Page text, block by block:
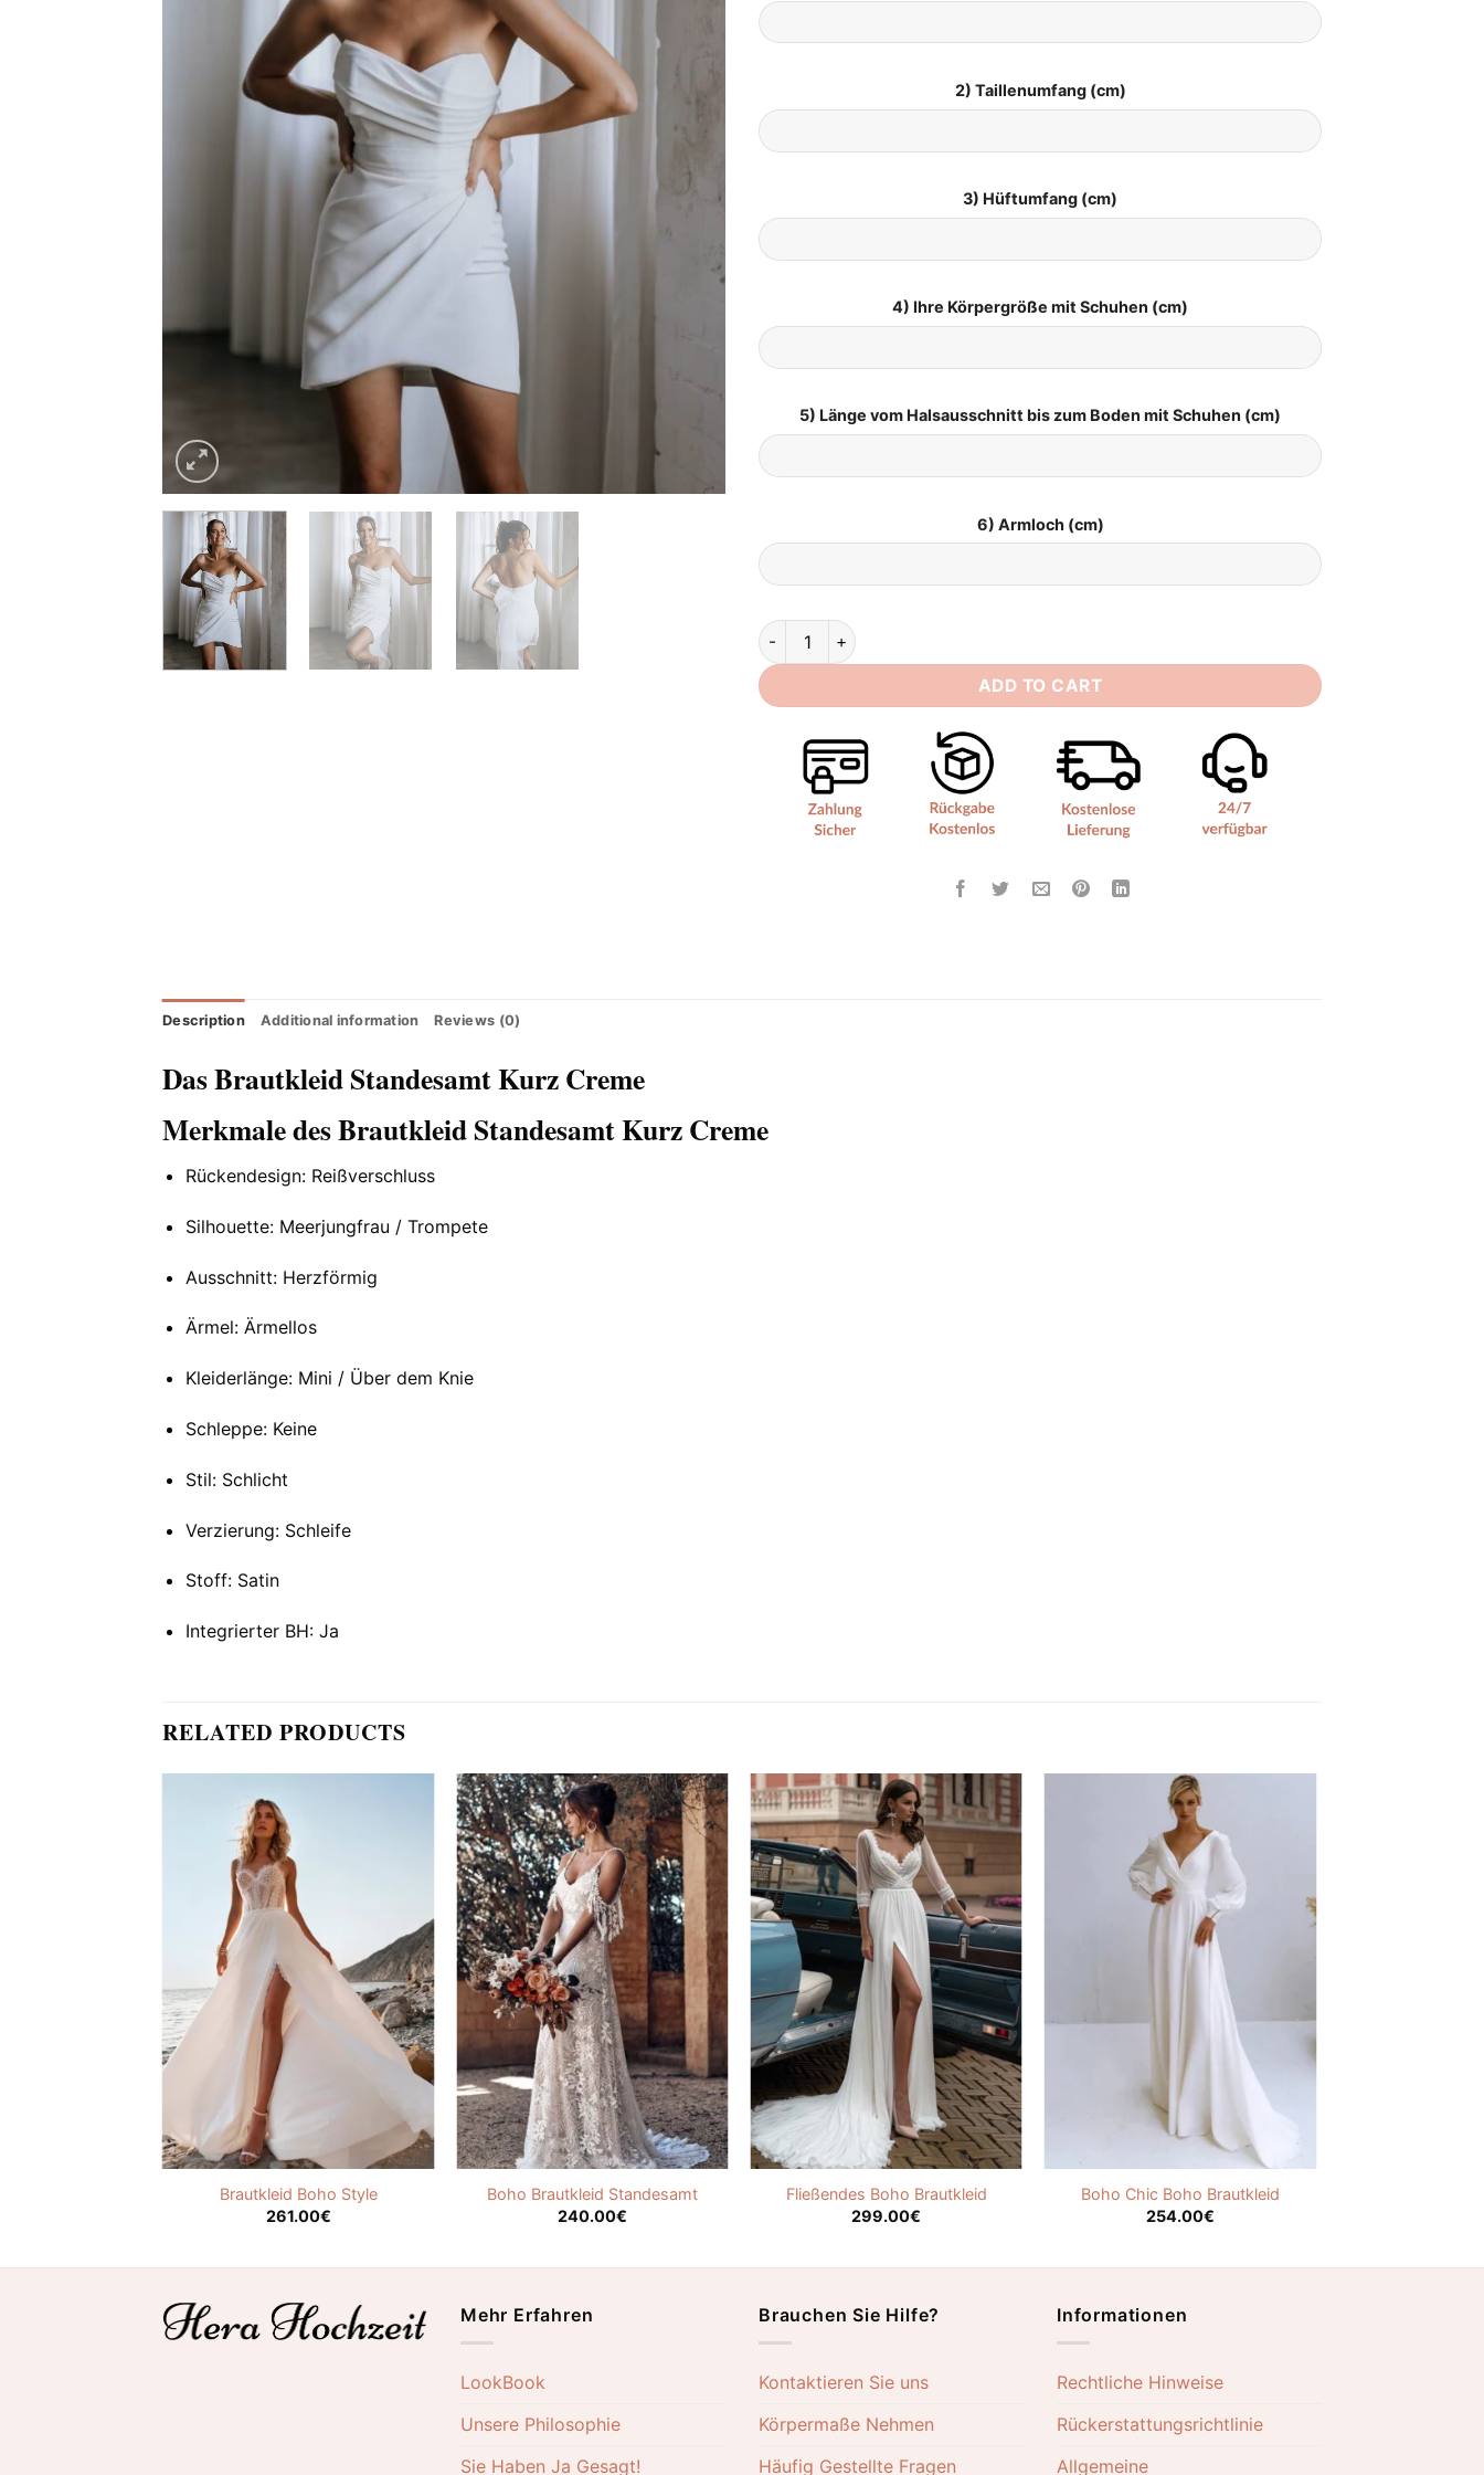
2) Taillenumfang (cm)
3) Hüftumfang (cm)
4) Ihre Körpergröße mit Schuhen (cm)
5) Länge vom Halsausschnitt bis zum Boden mit Schuhen (cm)
6) Armloch (cm)
Brautkleid Standesamt Kurz Creme quantity
ADD TO CART
Description Additional information Reviews (0)
Das Brautkleid Standesamt Kurz Creme
Merkmale des Brautkleid Standesamt Kurz Creme
Rückendesign: Reißverschluss
Silhouette: Meerjungfrau / Trompete
Ausschnitt: Herzförmig
Ärmel: Ärmellos
Kleiderlänge: Mini / Über dem Knie
Schleppe: Keine
Stil: Schlicht
Verzierung: Schleife
Stoff: Satin
Integrierter BH: Ja
RELATED PRODUCTS
Brautkleid Boho Style
261.00€
Boho Brautkleid Standesamt
240.00€
Fließendes Boho Brautkleid
299.00€
Boho Chic Boho Brautkleid
254.00€
Mehr Erfahren
LookBook
Unsere Philosophie
Sie Haben Ja Gesagt!
Brauchen Sie Hilfe?
Kontaktieren Sie uns
Körpermaße Nehmen
Häufig Gestellte Fragen
Informationen
Rechtliche Hinweise
Rückerstattungsrichtlinie
Allgemeine